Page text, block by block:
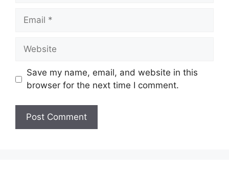
Email
Website
Save my name, email, and website in this
browser for the next time I comment.